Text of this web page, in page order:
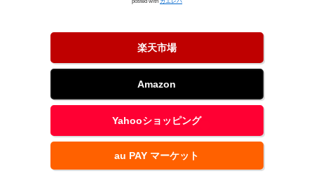
posted with カエレバ
楽天市場
Amazon
Yahooショッピング
au PAY マーケット